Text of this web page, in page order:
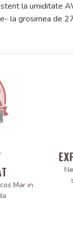
la umiditate
la grosimea de
Mar in